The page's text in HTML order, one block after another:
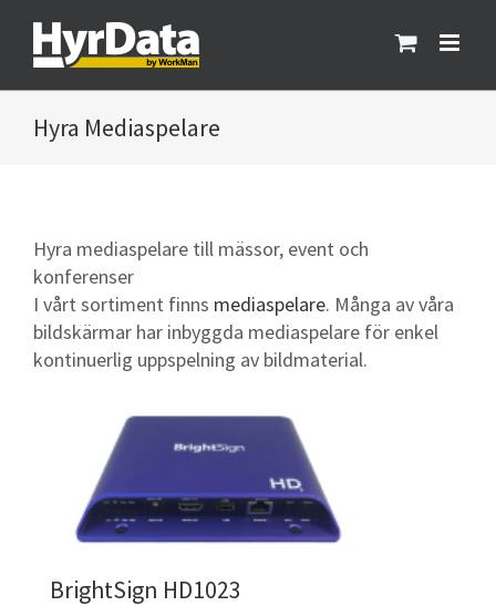
innehållet
Mediaspelare
Hyra mediaspelare till mässor, event och
konferenser
I vårt sortiment finns mediaspelare. Många av våra
bildskärmar har inbyggda mediaspelare för enkel
kontinuerlig uppspelning av bildmaterial.
BrightSign HD1023